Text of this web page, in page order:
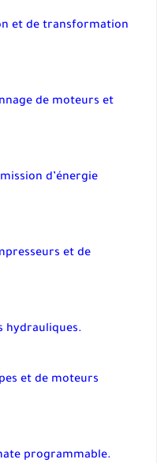
et de transformation
de moteurs et
d’énergie
et de
hydrauliques.
et de moteurs
programmable.